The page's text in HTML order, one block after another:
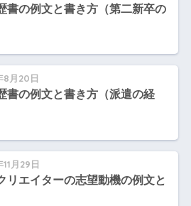
書の例文と書き方（第二新卒の
8月20日
書の例文と書き方（派遣の経
11月29日
リエイターの志望動機の例文と